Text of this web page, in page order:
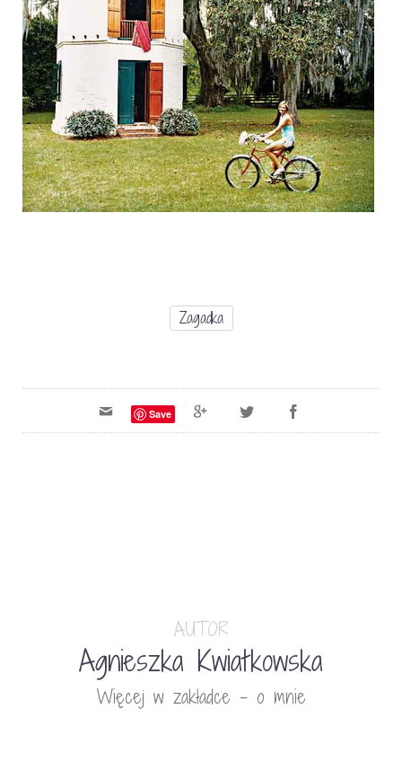
Zagadka
Save
AUTOR
Agnieszka Kwiatkowska
Więcej w zakładce - o mnie